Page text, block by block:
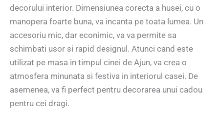
decorului interior. Dimensiunea corecta a husei, cu o
manopera foarte buna, va incanta pe toata lumea. Un
accesoriu mic, dar econimic, va va permite sa
schimbati usor si rapid designul. Atunci cand este
utilizat pe masa in timpul cinei de Ajun, va crea o
atmosfera minunata si festiva in interiorul casei. De
asemenea, va fi perfect pentru decorarea unui cadou
pentru cei dragi.